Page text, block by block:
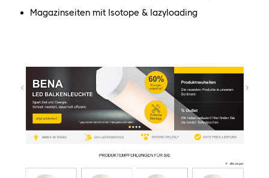
Magazinseiten mit Isotope & lazyloading